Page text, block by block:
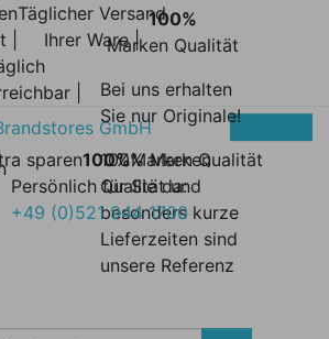
Täglicher Versand
Ihrer Ware |
|
sparen100%Marken Qualität
100%
Marken Qualität
Bei uns erhalten
Sie nur Originale!
100% Marken
Qualität und
besonders kurze
Lieferzeiten sind
unsere Referenz
Persönlich für Sie da:
+49 (0)521 944 1700